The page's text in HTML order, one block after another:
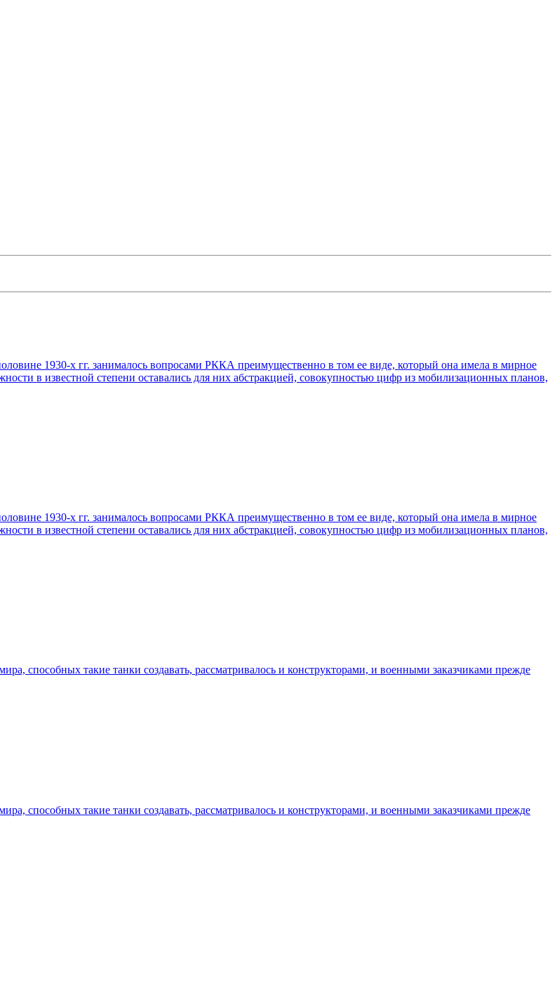
1930-х гг. занималось вопросами РККА преимущественно в том ее виде, который она имела в мирное
в известной степени оставались для них абстракцией, совокупностью цифр из мобилизационных планов,
1930-х гг. занималось вопросами РККА преимущественно в том ее виде, который она имела в мирное
в известной степени оставались для них абстракцией, совокупностью цифр из мобилизационных планов,
способных такие танки создавать, рассматривалось и конструкторами, и военными заказчиками прежде
способных такие танки создавать, рассматривалось и конструкторами, и военными заказчиками прежде